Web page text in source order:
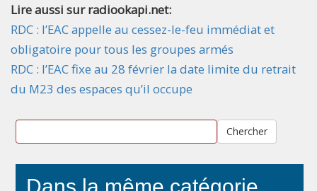
Lire aussi sur radiookapi.net:
RDC : l’EAC appelle au cessez-le-feu immédiat et
obligatoire pour tous les groupes armés
RDC : l’EAC fixe au 28 février la date limite du retrait
du M23 des espaces qu’il occupe
Chercher
Dans la même catégorie